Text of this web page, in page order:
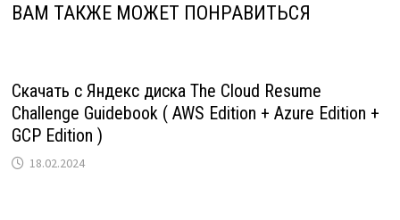
ВАМ ТАКЖЕ МОЖЕТ ПОНРАВИТЬСЯ
Скачать с Яндекс диска The Cloud Resume
Challenge Guidebook ( AWS Edition + Azure Edition +
GCP Edition )
18.02.2024